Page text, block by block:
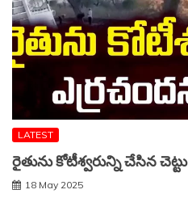
LATEST
రైతును కోటీశ్వరున్ని చేసిన చెట్టు
18 May 2025